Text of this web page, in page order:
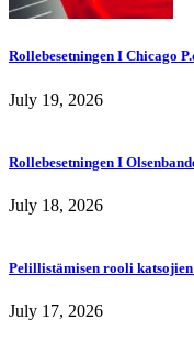
Rollebesetningen I Chicago
July 19, 2026
Rollebesetningen I
July 18, 2026
Pelillistämisen rooli katsojien
July 17, 2026